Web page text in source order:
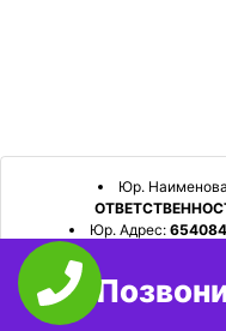
Юр.
Юр. Адрес:
р-н
ИНН: